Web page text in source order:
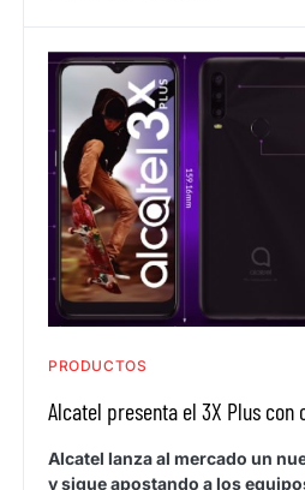
PRODUCTOS
Alcatel presenta el 3X Plus con
Alcatel lanza al mercado un
y sigue apostando a los